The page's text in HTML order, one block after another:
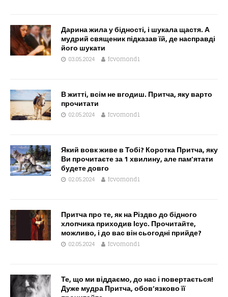
Дарина жила у бідності, і шукала щастя. А
мудрий священик підказав їй, де насправді
його шукати
03.05.2024 fcvomond1
В житті, всім не вгодиш. Притча, яку варто
прочитати
02.05.2024 fcvomond1
Який вовк живе в Тобі? Коротка Притча, яку
Ви прочитаєте за 1 хвилину, але пам’ятати
будете довго
02.05.2024 fcvomond1
Притча про те, як на Різдво до бідного
хлопчика приходив Ісус. Прочитайте,
можливо, і до вас він сьогодні прийде?
02.05.2024 fcvomond1
Те, що ми віддаємо, до нас і повертається!
Дуже мудра Притча, обов’язково її